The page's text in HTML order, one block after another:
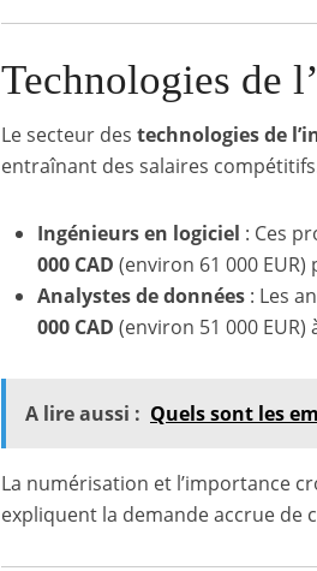
Technologies de
Le secteur des technologies de
entraînant des salaires
Ingénieurs en logiciel : Ces
000 CAD (environ 61 000 EUR)
Analystes de données : Les
000 CAD (environ 51 000 EUR)
A lire aussi : Quels sont les
La numérisation et l’importance
expliquent la demande accrue de